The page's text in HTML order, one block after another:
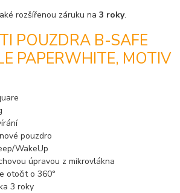
rozšířenou záruku na3 roky.
POUZDRA B-SAFE
PAPERWHITE, MOTIV
pouzdro
WakeUp
úpravou z mikrovlákna
otočit o 360°
3 roky